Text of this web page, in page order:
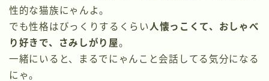
性的な猫族にゃんよ。
でも性格はびっくりするくらい人懐っこくて、おしゃべ
り好きで、さみしがり屋。
一緒にいると、まるでにゃんこと会話してる気分になる
にゃ。